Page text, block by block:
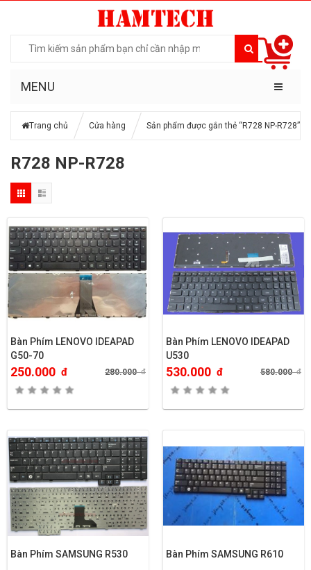
MENU
Trang chủ Cửa hàng Sản phẩm được gắn thẻ “R728 NP-R728”
R728 NP-R728
Bàn Phím LENOVO IDEAPAD
G50-70
250.000 đ 280.000đ
Bàn Phím LENOVO IDEAPAD
U530
530.000 đ 580.000đ
Bàn Phím SAMSUNG R530 Bàn Phím SAMSUNG R610